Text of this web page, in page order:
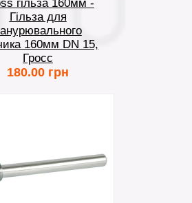
гільза 160мм -
Гільза для
160мм DN 15,
Гросс
180.00 грн